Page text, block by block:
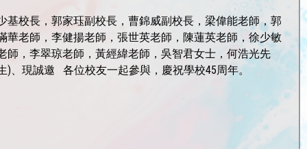
基校長，郭家珏副校長，曹錦威副校長，梁偉能老師， 郭
華老師， 李健揚老師，張世英老師，陳蓮英老師，徐少敏
，李翠琼老師，黃經緯老師， 吳智君女士，何浩光先
)、現誠邀 各位校友一起參與，慶祝學校45周年。